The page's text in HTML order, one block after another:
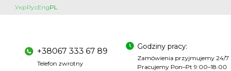
Przejdź do głównej treści
УкрРусEngPL
+38067 333 67 89
Telefon zwrotny
Godziny pracy:
Zamówienia przyjmujemy 24/7
Pracujemy Pon–Pt 9:00–18:00